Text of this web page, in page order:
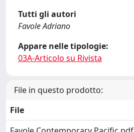
Tutti gli autori
Favole Adriano
Appare nelle tipologie:
03A-Articolo su Rivista
File in questo prodotto:
File